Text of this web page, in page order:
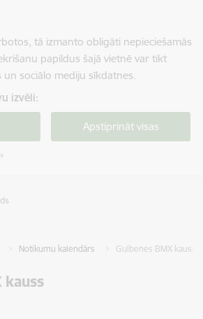
tā izmanto obligāti nepieciešamās
papildus šajā vietnē var tikt
sociālo mediju sīkdatnes.
izvēli:
Apstiprināt visas
Notikumu kalendārs Gulbenes BMX kauss
kauss